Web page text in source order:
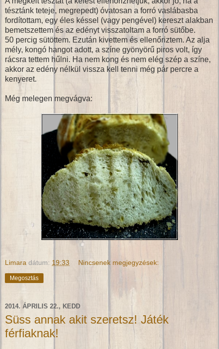
tésztánk teteje, megrepedt) óvatosan a forró vaslábasba
fordítottam, egy éles késsel (vagy pengével) kereszt alakban
bemetszettem és az edényt visszatoltam a forró sütőbe.
50 percig sütöttem. Ezután kivettem és ellenőriztem. Az alja
mély, kongó hangot adott, a színe gyönyörű piros volt, így
rácsra tettem hűlni. Ha nem kong és nem elég szép a színe,
akkor az edény nélkül vissza kell tenni még pár percre a
kenyeret.
Még melegen megvágva:
Limara dátum: 19:33 Nincsenek megjegyzések:
Megosztás
2014. ÁPRILIS 22., KEDD
Süss annak akit szeretsz! Játék
férfiaknak!